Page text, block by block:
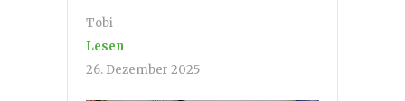
Tobi
Lesen
26. Dezember 2025